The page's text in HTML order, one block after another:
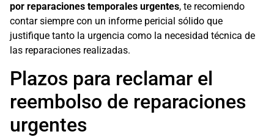
por reparaciones temporales urgentes, te recomiendo
contar siempre con un informe pericial sólido que
justifique tanto la urgencia como la necesidad técnica de
las reparaciones realizadas.
Plazos para reclamar el
reembolso de reparaciones
urgentes